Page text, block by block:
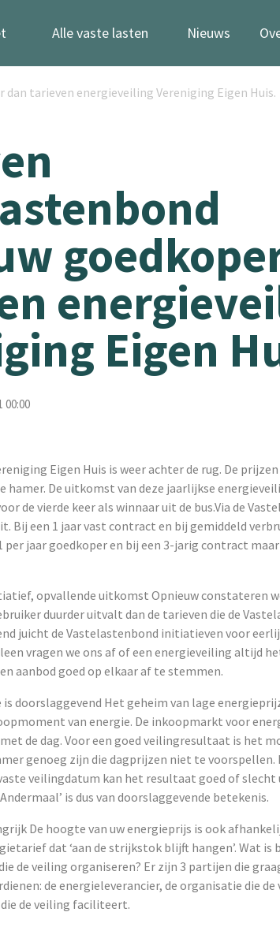
Alle vaste lasten Nieuws
tarieven energieveiling Vereniging Eigen Huis.
Eigen
00:00
Eigen Huis is weer achter de rug. De
hamer. De uitkomst van deze jaarlijkse
de vierde keer als winnaar uit de bus.Via de
Bij een 1 jaar vast contract en bij gemiddeld
per jaar goedkoper en bij een 3-jarig contract
opvallende uitkomst Opnieuw constateren
duurder uitvalt dan de tarieven die de
juicht de Vastelastenbond initiatieven voor
vragen we ons af of een energieveiling altijd
aanbod goed op elkaar af te stemmen.
doorslaggevend Het geheim van lage
van energie. De inkoopmarkt voor
de dag. Voor een goed veilingresultaat is het
genoeg zijn die dagprijzen niet te voorspellen.
veilingdatum kan het resultaat goed of
is dus van doorslaggevende betekenis.
De hoogte van uw energieprijs is ook
dat ‘aan de strijkstok blijft hangen’. Wat is
de veiling organiseren? Er zijn 3 partijen die
de energieleverancier, de organisatie die de
de veiling faciliteert.